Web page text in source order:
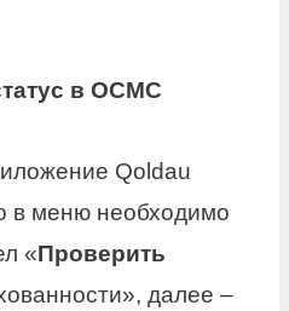
в ОСМС
Qoldau
в меню необходимо
«Проверить
далее –